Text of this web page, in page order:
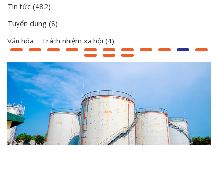
Tin tức (482)
Tuyển dụng (8)
Văn hóa – Trách nhiệm xã hội (4)